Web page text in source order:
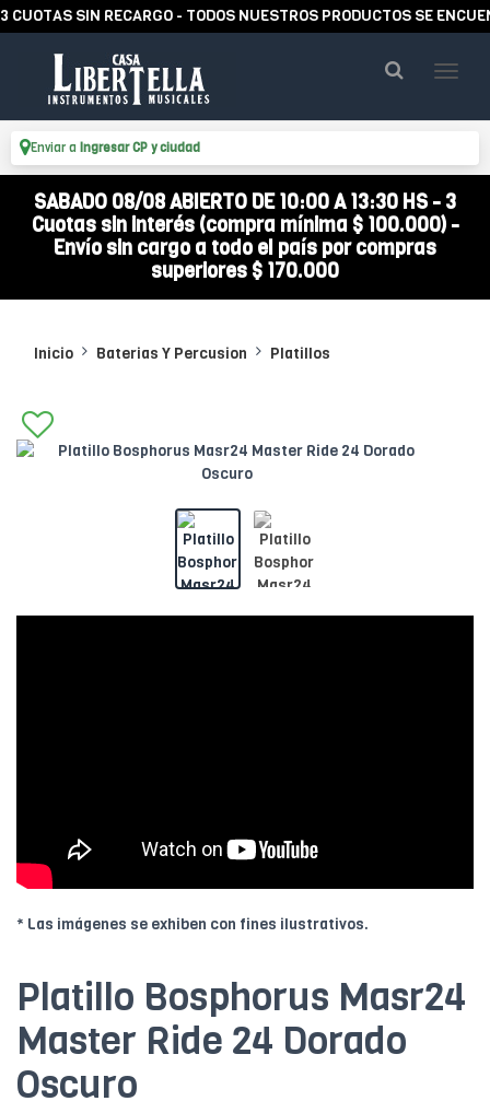
SIN RECARGO - TODOS NUESTROS PRODUCTOS SE
Enviar a Ingresar CP y ciudad
SABADO 08/08 ABIERTO DE 10:00 A 13:30 HS - 3
Cuotas sin interés (compra mínima $ 100.000) -
Envío sin cargo a todo el país por compras
superiores $ 170.000
Inicio Baterias Y Percusion Platillos
* Las imágenes se exhiben con fines ilustrativos.
Platillo Bosphorus Masr24
Master Ride 24 Dorado
Oscuro